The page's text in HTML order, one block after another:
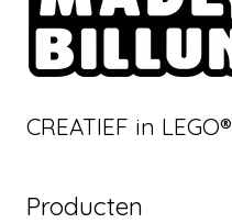
CREATIEF in LEGO®
Producten